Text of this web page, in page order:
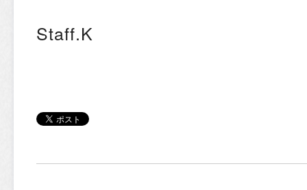
Staff.K